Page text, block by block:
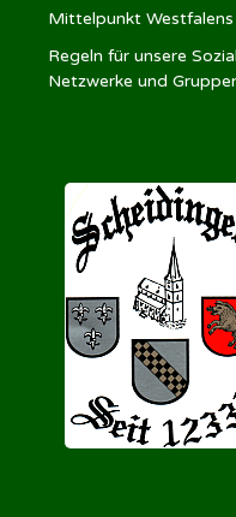
Mittelpunkt Westfalens
Regeln für unsere
Netzwerke und